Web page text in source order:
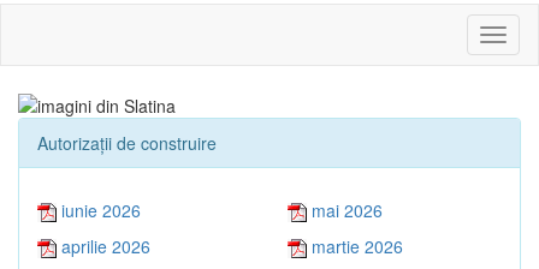
sau
Autorizaţii de construire
iunie 2026
mai 2026
aprilie 2026
martie 2026